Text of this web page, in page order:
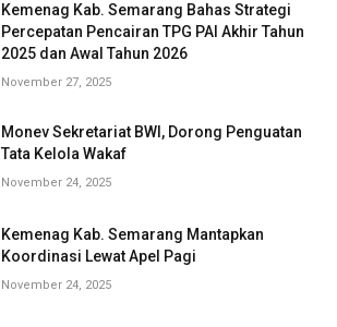
Kemenag Kab. Semarang Bahas Strategi
Percepatan Pencairan TPG PAI Akhir Tahun
2025 dan Awal Tahun 2026
November 27, 2025
Monev Sekretariat BWI, Dorong Penguatan
Tata Kelola Wakaf
November 24, 2025
Kemenag Kab. Semarang Mantapkan
Koordinasi Lewat Apel Pagi
November 24, 2025